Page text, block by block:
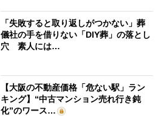
「失敗すると取り返しがつかない」葬
儀社の手を借りない「DIY葬」の落とし
穴 素人には…
【大阪の不動産価格「危ない駅」ラン
キング】“中古マンション売れ行き鈍
化”のワース…